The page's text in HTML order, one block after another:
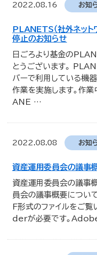
2022.08.16 お知
PLANETS（社外ネット
停止のお知らせ
日ごろより基金の
とうございます。
バーで利用している機
作業を実施します。作業
ANE …
2022.08.08 お知
資産運用委員会の議事
資産運用委員会の議事
員会の議事概要につ
F形式のファイルをご
derが必要です。